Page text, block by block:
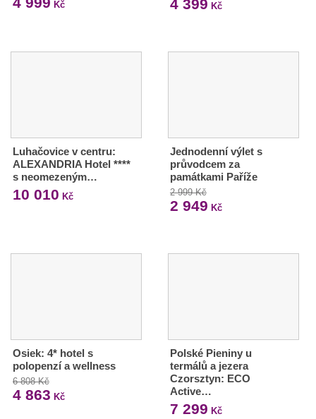
Kč 4 399 Kč
Luhačovice v centru:
ALEXANDRIA Hotel ****
s neomezeným…
10 010 Kč
Jednodenní výlet s
průvodcem za
památkami Paříže
2 999 Kč
2 949 Kč
Osiek: 4* hotel s
polopenzí a wellness
6 808 Kč
4 863 Kč
Polské Pieniny u
termálů a jezera
Czorsztyn: ECO
Active…
7 299 Kč